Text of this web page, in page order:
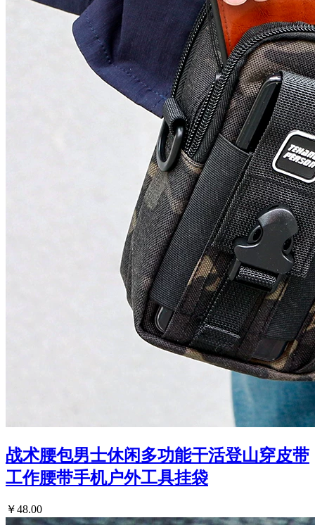
战术腰包男士休闲多功能干活登山穿皮带
工作腰带手机户外工具挂袋
￥48.00